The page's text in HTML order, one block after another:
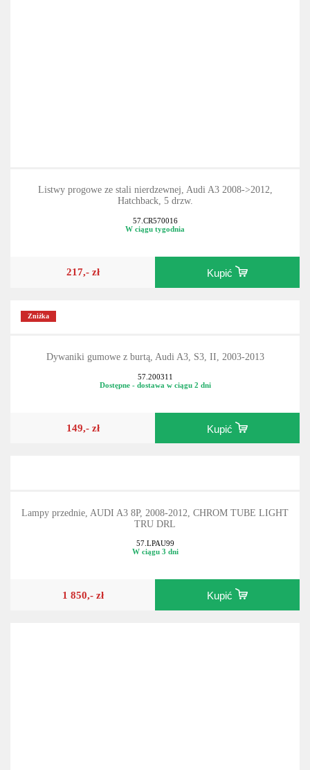
Listwy progowe ze stali nierdzewnej, Audi A3 2008->2012,
Hatchback, 5 drzw.
57.CR570016
W ciągu tygodnia
217,- zł Kupić
Zniżka
Dywaniki gumowe z burtą, Audi A3, S3, II, 2003-2013
57.200311
Dostępne - dostawa w ciągu 2 dni
149,- zł Kupić
Lampy przednie, AUDI A3 8P, 2008-2012, CHROM TUBE LIGHT
TRU DRL
57.LPAU99
W ciągu 3 dni
1 850,- zł Kupić